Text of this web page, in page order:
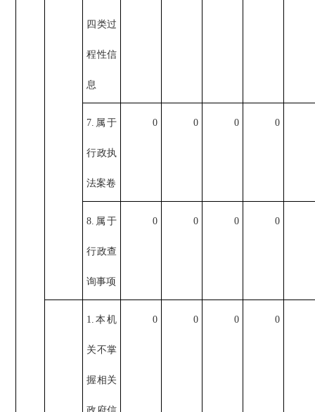
四类过
程性信
息
7.属于
行政执
法案卷
0 0 0 0
8.属于
行政查
询事项
0 0 0 0
1.本机
关不掌
握相关
0 0 0 0